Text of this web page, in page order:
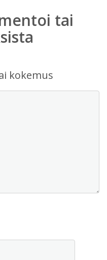
tai
kokemus